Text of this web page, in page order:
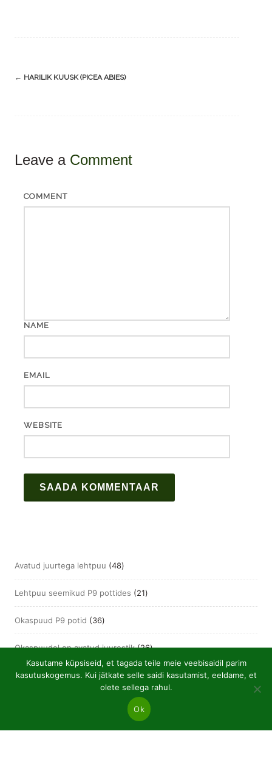
Post
← HARILIK KUUSK (PICEA ABIES)
Leave a Comment
COMMENT
NAME
EMAIL
WEBSITE
Avatud juurtega lehtpuu 4848
toodet
Lehtpuu seemikud P9 pottides
2121
toodet
Okaspuud P9 potid
3636
toodet
Okaspuudel on avatud juurestik 2626
toodet
Pottides
11
Kasutame küpsiseid, et tagada teile meie veebisaidil parim
kasutuskogemus. Kui jätkate selle saidi kasutamist, eeldame, et
olete sellega rahul.
Ok